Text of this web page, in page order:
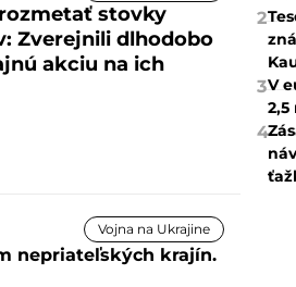
stovky
Zverejnili dlhodobo
akciu na ich
Vojna na Ukrajine
nepriateľských krajín.
2
3V
2,5
4